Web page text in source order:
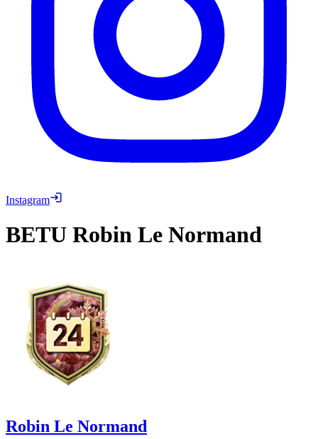
Instagram
BETU Robin Le Normand
Robin Le Normand